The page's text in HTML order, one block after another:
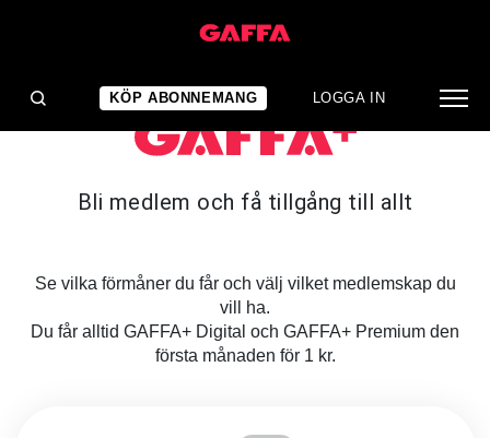
KÖP ABONNEMANG LOGGA IN
Bli medlem och få tillgång till allt
Se vilka förmåner du får och välj vilket medlemskap du
vill ha.
Du får alltid GAFFA+ Digital och GAFFA+ Premium den
första månaden för 1 kr.